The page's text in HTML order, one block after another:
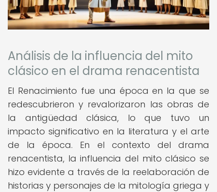
Análisis de la influencia del mito
clásico en el drama renacentista
El Renacimiento fue una época en la que se
redescubrieron y revalorizaron las obras de
la antigüedad clásica, lo que tuvo un
impacto significativo en la literatura y el arte
de la época. En el contexto del drama
renacentista, la influencia del mito clásico se
hizo evidente a través de la reelaboración de
historias y personajes de la mitología griega y